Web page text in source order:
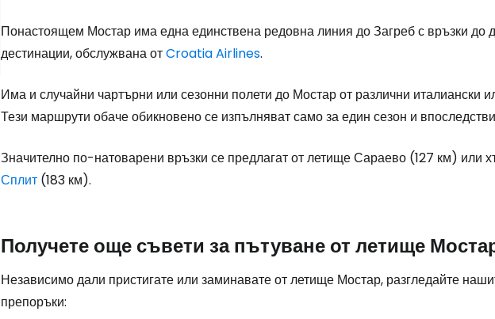
Понастоящем Мостар има една единствена редовна линия до Загреб с връзки до
дестинации, обслужвана отCroatia Airlines.
Има и случайни чартърни или сезонни полети до Мостар от различни италиански
Тези маршрути обаче обикновено се изпълняват само за един сезон и
Значително по-натоварени връзки се предлагат от летище Сараево (127 км) или
Сплит (183 км).
Получете още съвети за пътуване от летище
Независимо дали пристигате или заминавате от летище Мостар, разгледайте
препоръки:
Продължете с Facebook